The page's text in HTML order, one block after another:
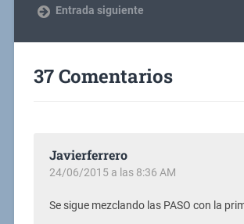
Entrada siguiente
37 Comentarios
Javierferrero
24/06/2015 a las 8:36 AM
Se sigue mezclando las PASO con la